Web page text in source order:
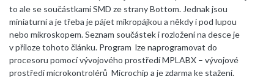
to ale se součástkami SMD ze strany Bottom. Jednak jsou
miniaturní a je třeba je pájet mikropájkou a někdy i pod lupou
nebo mikroskopem. Seznam součástek i rozložení na desce je
v příloze tohoto článku. Program lze naprogramovat do
procesoru pomocí vývojového prostředí MPLABX – vývojové
prostředí microkontrolérů Microchip a je zdarma ke stažení.